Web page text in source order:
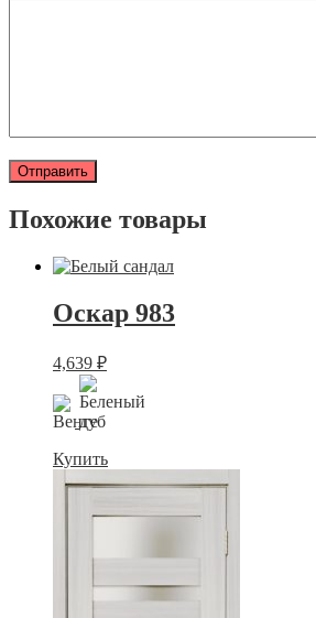
Похожие товары
Оскар 983
4,639 ₽
Купить